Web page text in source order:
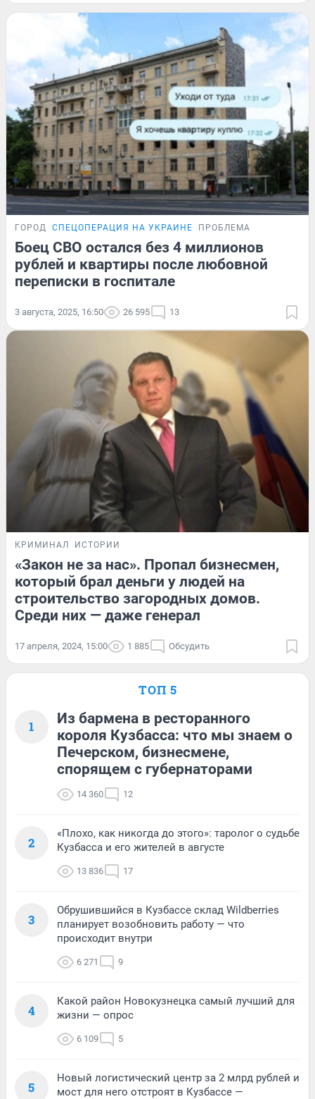
ГОРОД СПЕЦОПЕРАЦИЯ НА УКРАИНЕ ПРОБЛЕМА
Боец СВО остался без 4 миллионов
рублей и квартиры после любовной
переписки в госпитале
3 августа, 2025, 16:50 26 595 13
КРИМИНАЛ ИСТОРИИ
«Закон не за нас». Пропал бизнесмен,
который брал деньги у людей на
строительство загородных домов.
Среди них — даже генерал
17 апреля, 2024, 15:00 1 885 Обсудить
ТОП 5
1
Из бармена в ресторанного
короля Кузбасса: что мы знаем о
Печерском, бизнесмене,
спорящем с губернаторами
14 360 12
2
«Плохо, как никогда до этого»: таролог о судьбе
Кузбасса и его жителей в августе
13 836 17
3
Обрушившийся в Кузбассе склад Wildberries
планирует возобновить работу — что
происходит внутри
6 271 9
4
Какой район Новокузнецка самый лучший для
жизни — опрос
6 109 5
5
Новый логистический центр за 2 млрд рублей и
мост для него отстроят в Кузбассе —